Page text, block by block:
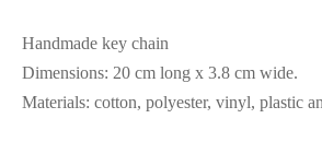
Handmade key chain
Dimensions: 20 cm long x 3.8 cm wide.
Materials: cotton, polyester, vinyl, plastic